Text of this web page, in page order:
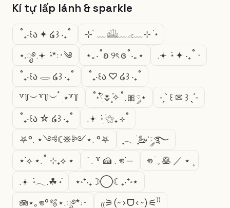
Kí tự lấp lánh & sparkle
˚₊‧꒰ა ✦ ໒꒱ ‧₊˚
⊹ ࣪ ﹏𓊝﹏𓂁﹏⊹ ࣪ ˖
⋆.ೃ࿔.𖥔 ݁ ˖*:･༄
⋆｡‧˚ʚ ୨ৎ ɞ˚‧｡⋆
.𖥔 ݁ ˖ ✦ ‧₊˚ ⋅
˚₊‧꒰ა 𓂋 ໒꒱ ‧₊˚
˚₊‧꒰ა ♡ ໒꒱ ‧₊˚
꒷꒦︶꒷꒦︶ ๋ ࣭ ⭑꒷꒦
˚˖𓍢ִ໋🌷͙֒✧˚.🎀༘⋆
˗ˏˋ ꒰ ✉︎ ꒱ ˎˊ˗
˚₊‧꒰ა ☆ ໒꒱ ‧₊˚
.𖥔 ݁ ˖ִ ࣪⚝₊ ⊹˚
⛧°. ⋆༺☾𖤓༻⋆. °⛧
ִֶָ𓂃 ࣪ ִֶָ🦢་༘࿐
⋆˙⟡ ⋆.˚ ⊹₊⟡ ⋆
˙ . ꒷ 🍰 . 𖦹˙—
𖦹 ׂ 𓈒 🥞 ／ ⋆ ۪
.𖥔 ݁ ˖𓂃.☘︎ ݁˖
⋆˖⁺‧₊☽◯☾₊‧⁺˖⋆
🪼⋆｡𖦹°🫧⋆.ೃ࿔*:･
₍₍⚞(˶>ᗜ<˶)⚟⁾⁾